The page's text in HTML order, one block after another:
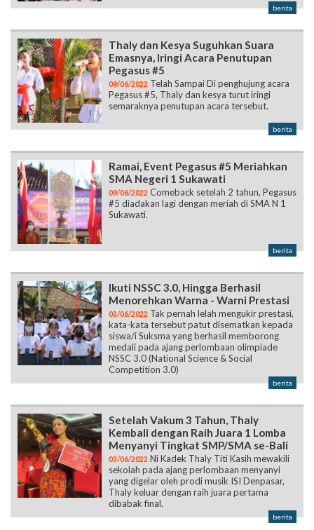
berita
Thaly dan Kesya Suguhkan Suara
Emasnya, Iringi Acara Penutupan
Pegasus #5
09/06/2022 Telah Sampai Di penghujung acara
Pegasus #5, Thaly dan kesya turut iringi
semaraknya penutupan acara tersebut.
berita
Ramai, Event Pegasus #5 Meriahkan
SMA Negeri 1 Sukawati
09/06/2022 Comeback setelah 2 tahun, Pegasus
#5 diadakan lagi dengan meriah di SMA N 1
Sukawati.
berita
Ikuti NSSC 3.0, Hingga Berhasil
Menorehkan Warna - Warni Prestasi
03/06/2022 Tak pernah lelah mengukir prestasi,
kata-kata tersebut patut disematkan kepada
siswa/i Suksma yang berhasil memborong
medali pada ajang perlombaan olimpiade
NSSC 3.0 (National Science & Social
Competition 3.0)
berita
Setelah Vakum 3 Tahun, Thaly
Kembali dengan Raih Juara 1 Lomba
Menyanyi Tingkat SMP/SMA se-Bali
03/06/2022 Ni Kadek Thaly Titi Kasih mewakili
sekolah pada ajang perlombaan menyanyi
yang digelar oleh prodi musik ISI Denpasar,
Thaly keluar dengan raih juara pertama
dibabak final.
berita